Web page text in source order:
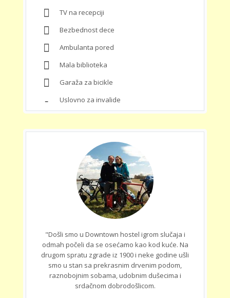
TV na recepciji
Bezbednost dece
Ambulanta pored
Mala biblioteka
Garaža za bicikle
Uslovno za invalide
"Došli smo u Downtown hostel igrom slučaja i
odmah počeli da se osećamo kao kod kuće. Na
drugom spratu zgrade iz 1900 i neke godine ušli
smo u stan sa prekrasnim drvenim podom,
raznobojnim sobama, udobnim dušecima i
srdačnom dobrodošlicom.